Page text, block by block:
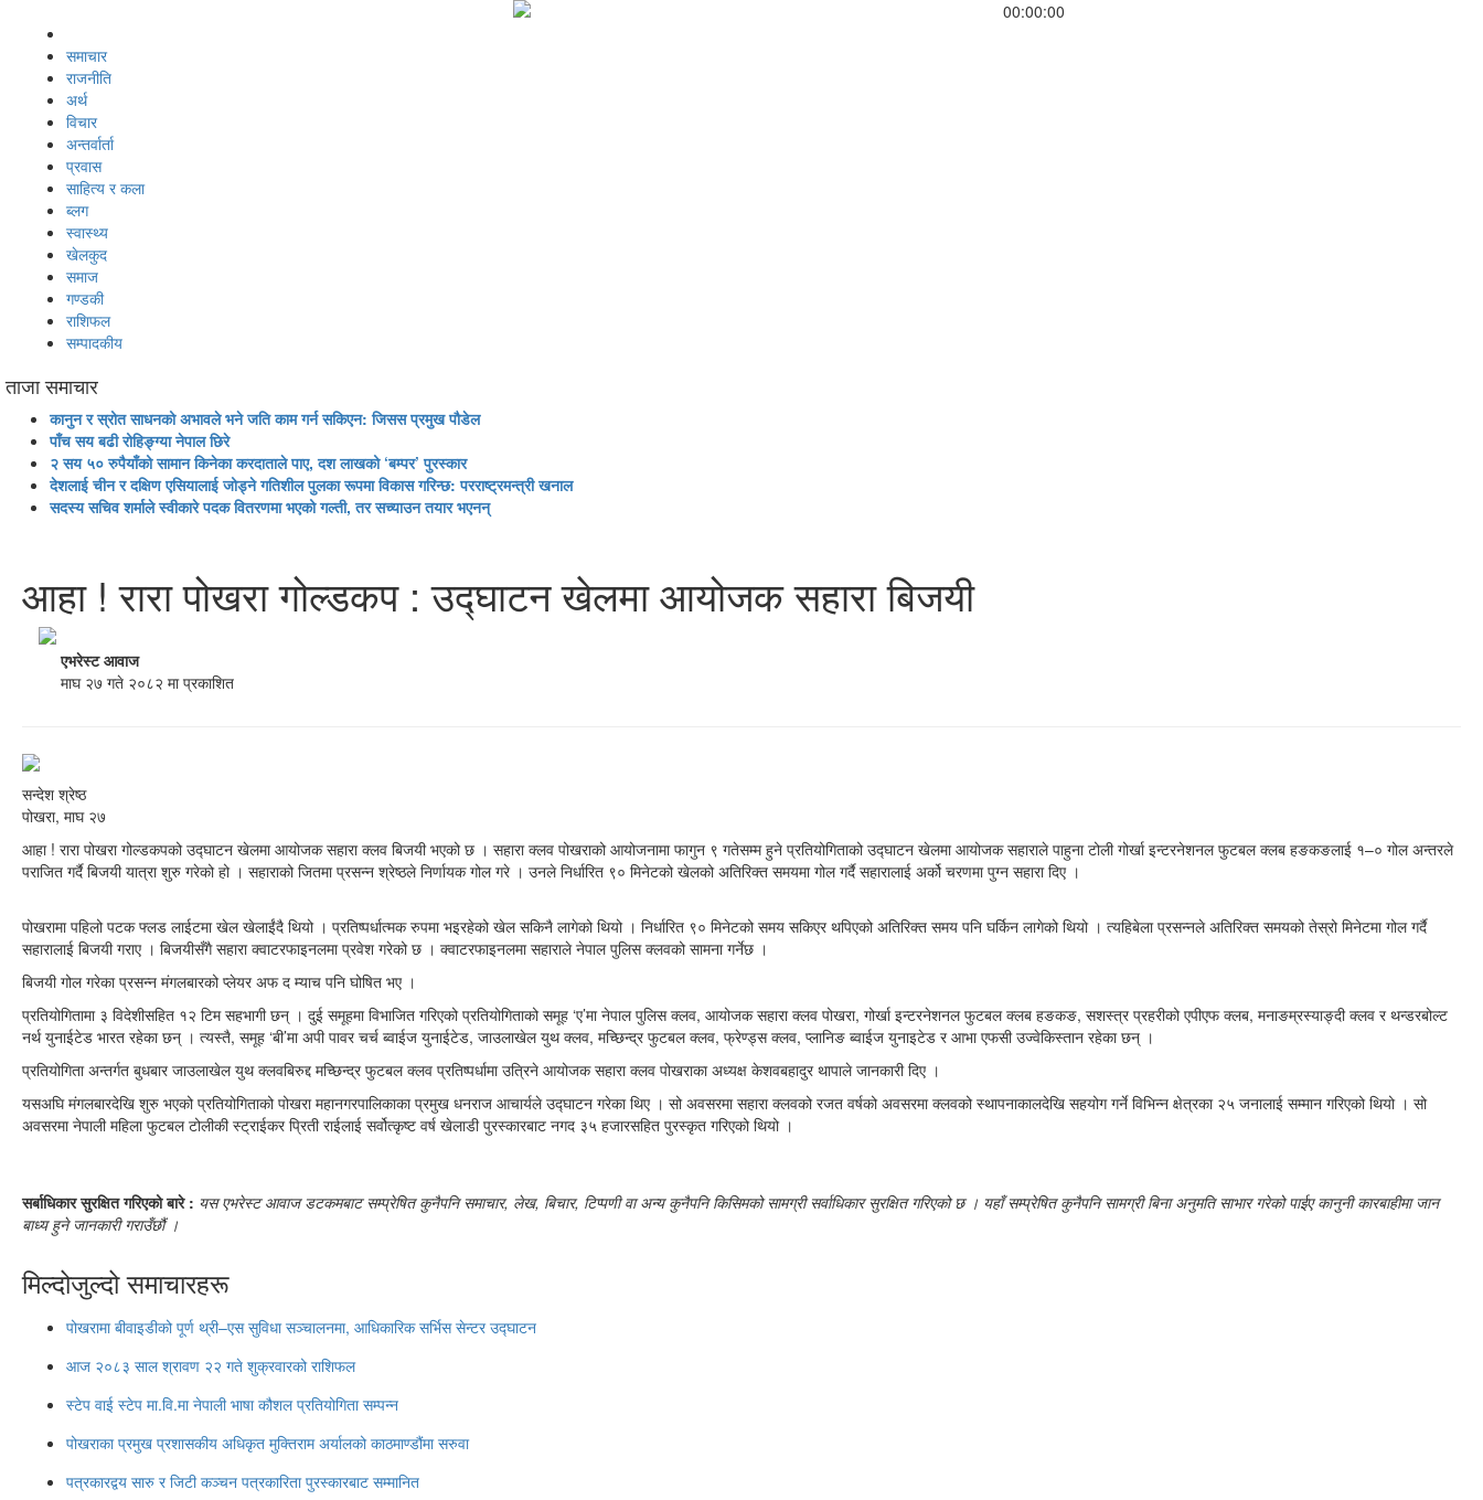
00:00:00
समाचार
राजनीति
अर्थ
विचार
अन्तर्वार्ता
प्रवास
साहित्य र कला
ब्लग
स्वास्थ्य
खेलकुद
समाज
गण्डकी
राशिफल
सम्पादकीय
ताजा समाचार
कानुन र स्रोत साधनको अभावले भने जति काम गर्न सकिएन: जिसस प्रमुख पौडेल
पाँच सय बढी रोहिङ्ग्या नेपाल छिरे
२ सय ५० रुपैयाँको सामान किनेका करदाताले पाए, दश लाखको ‘बम्पर’ पुरस्कार
देशलाई चीन र दक्षिण एसियालाई जोड्ने गतिशील पुलका रूपमा विकास गरिन्छ: परराष्ट्रमन्त्री खनाल
सदस्य सचिव शर्माले स्वीकारे पदक वितरणमा भएको गल्ती, तर सच्याउन तयार भएनन्
आहा ! रारा पोखरा गोल्डकप : उद्घाटन खेलमा आयोजक सहारा बिजयी
एभरेस्ट आवाज
माघ २७ गते २०८२ मा प्रकाशित
सन्देश श्रेष्ठ
पोखरा, माघ २७
आहा ! रारा पोखरा गोल्डकपको उद्घाटन खेलमा आयोजक सहारा क्लव बिजयी भएको छ । सहारा क्लव पोखराको आयोजनामा फागुन ९ गतेसम्म हुने प्रतियोगिताको उद्घाटन खेलमा आयोजक सहाराले पाहुना टोली गोर्खा इन्टरनेशनल फुटबल क्लब हङकङलाई १–० गोल अन्तरले
पराजित गर्दै बिजयी यात्रा शुरु गरेको हो । सहाराको जितमा प्रसन्न श्रेष्ठले निर्णायक गोल गरे । उनले निर्धारित ९० मिनेटको खेलको अतिरिक्त समयमा गोल गर्दै सहारालाई अर्को चरणमा पुग्न सहारा दिए ।
पोखरामा पहिलो पटक फ्लड लाईटमा खेल खेलाईंदै थियो । प्रतिष्पर्धात्मक रुपमा भइरहेको खेल सकिनै लागेको थियो । निर्धारित ९० मिनेटको समय सकिएर थपिएको अतिरिक्त समय पनि घर्किन लागेको थियो । त्यहिबेला प्रसन्नले अतिरिक्त समयको तेस्रो मिनेटमा गोल गर्दै
सहारालाई बिजयी गराए । बिजयीसँगै सहारा क्वाटरफाइनलमा प्रवेश गरेको छ । क्वाटरफाइनलमा सहाराले नेपाल पुलिस क्लवको सामना गर्नेछ ।
बिजयी गोल गरेका प्रसन्न मंगलबारको प्लेयर अफ द म्याच पनि घोषित भए ।
प्रतियोगितामा ३ विदेशीसहित १२ टिम सहभागी छन् । दुई समूहमा विभाजित गरिएको प्रतियोगिताको समूह ‘ए’मा नेपाल पुलिस क्लव, आयोजक सहारा क्लव पोखरा, गोर्खा इन्टरनेशनल फुटबल क्लब हङकङ, सशस्त्र प्रहरीको एपीएफ क्लब, मनाङम्रस्याङ्दी क्लव र थन्डरबोल्ट
नर्थ युनाईटेड भारत रहेका छन् । त्यस्तै, समूह ‘बी’मा अपी पावर चर्च ब्वाईज युनाईटेड, जाउलाखेल युथ क्लव, मच्छिन्द्र फुटबल क्लव, फ्रेण्ड्स क्लव, प्लानिङ ब्वाईज युनाइटेड र आभा एफसी उज्वेकिस्तान रहेका छन् ।
प्रतियोगिता अन्तर्गत बुधबार जाउलाखेल युथ क्लवबिरुद्द मच्छिन्द्र फुटबल क्लव प्रतिष्पर्धामा उत्रिने आयोजक सहारा क्लव पोखराका अध्यक्ष केशवबहादुर थापाले जानकारी दिए ।
यसअघि मंगलबारदेखि शुरु भएको प्रतियोगिताको पोखरा महानगरपालिकाका प्रमुख धनराज आचार्यले उद्घाटन गरेका थिए । सो अवसरमा सहारा क्लवको रजत वर्षको अवसरमा क्लवको स्थापनाकालदेखि सहयोग गर्ने विभिन्न क्षेत्रका २५ जनालाई सम्मान गरिएको थियो । सो
अवसरमा नेपाली महिला फुटबल टोलीकी स्ट्राईकर प्रिती राईलाई सर्वोत्कृष्ट वर्ष खेलाडी पुरस्कारबाट नगद ३५ हजारसहित पुरस्कृत गरिएको थियो ।
सर्बाधिकार सुरक्षित गरिएको बारे : यस एभरेस्ट आवाज डटकमबाट सम्प्रेषित कुनैपनि समाचार, लेख, बिचार, टिप्पणी वा अन्य कुनैपनि किसिमको सामग्री सर्वाधिकार सुरक्षित गरिएको छ । यहाँ सम्प्रेषित कुनैपनि सामग्री बिना अनुमति साभार गरेको पाईए कानुनी कारबाहीमा जान
बाध्य हुने जानकारी गराउँछौं ।
मिल्दोजुल्दो समाचारहरू
पोखरामा बीवाइडीको पूर्ण थ्री–एस सुविधा सञ्चालनमा, आधिकारिक सर्भिस सेन्टर उद्घाटन
आज २०८३ साल श्रावण २२ गते शुक्रवारको राशिफल
स्टेप वाई स्टेप मा.वि.मा नेपाली भाषा कौशल प्रतियोगिता सम्पन्न
पोखराका प्रमुख प्रशासकीय अधिकृत मुक्तिराम अर्यालको काठमाण्डौंमा सरुवा
पत्रकारद्वय सारु र जिटी कञ्चन पत्रकारिता पुरस्कारबाट सम्मानित